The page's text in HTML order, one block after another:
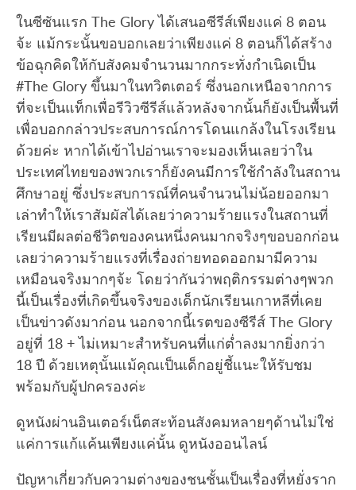
ในซีซันแรก The Glory ได้เสนอซีรีส์เพียงแค่ 8 ตอน
จ้ะ แม้กระนั้นขอบอกเลยว่าเพียงแค่ 8 ตอนก็ได้สร้าง
ข้อฉุกคิดให้กับสังคมจำนวนมากกระทั่งกำเนิดเป็น
#The Glory ขึ้นมาในทวิตเตอร์ ซึ่งนอกเหนือจากการ
ที่จะเป็นแท็กเพื่อรีวิวซีรีส์แล้วหลังจากนั้นก็ยังเป็นพื้นที่
เพื่อบอกกล่าวประสบการณ์การโดนแกล้งในโรงเรียน
ด้วยค่ะ หากได้เข้าไปอ่านเราจะมองเห็นเลยว่าใน
ประเทศไทยของพวกเราก็ยังคนมีการใช้กำลังในสถาน
ศึกษาอยู่ ซึ่งประสบการณ์ที่คนจำนวนไม่น้อยออกมา
เล่าทำให้เราสัมผัสได้เลยว่าความร้ายแรงในสถานที่
เรียนมีผลต่อชีวิตของคนหนึ่งคนมากจริงๆขอบอกก่อน
เลยว่าความร้ายแรงที่เรื่องถ่ายทอดออกมามีความ
เหมือนจริงมากๆจ้ะ โดยว่ากันว่าพฤติกรรมต่างๆพวก
นี้เป็นเรื่องที่เกิดขึ้นจริงของเด็กนักเรียนเกาหลีที่เคย
เป็นข่าวดังมาก่อน นอกจากนี้เรตของซีรีส์ The Glory
อยู่ที่ 18 + ไม่เหมาะสำหรับคนที่แก่ต่ำลงมากยิ่งกว่า
18 ปี ด้วยเหตุนั้นแม้คุณเป็นเด็กอยู่ชี้แนะให้รับชม
พร้อมกับผู้ปกครองค่ะ
ดูหนังผ่านอินเตอร์เน็ตสะท้อนสังคมหลายๆด้านไม่ใช่
แค่การแก้แค้นเพียงแค่นั้น ดูหนังออนไลน์
ปัญหาเกี่ยวกับความต่างของชนชั้นเป็นเรื่องที่หยั่งราก